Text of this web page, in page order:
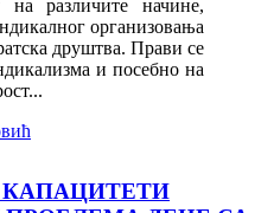
на различите начине,
организовања
друштва. Прави се
и посебно на